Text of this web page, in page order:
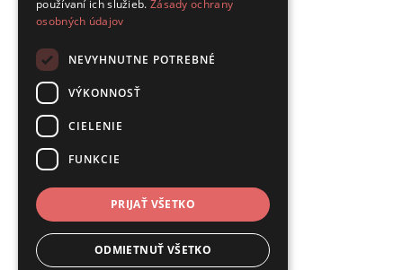
používaní ich služieb. Zásady ochrany
osobných údajov
NEVYHNUTNE POTREBNÉ
VÝKONNOSŤ
CIELENIE
FUNKCIE
PRIJAŤ VŠETKO
ODMIETNUŤ VŠETKO